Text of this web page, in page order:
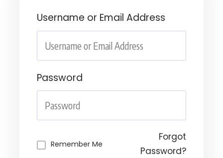
Username or Email Address
Password
Remember Me
Forgot
Password?